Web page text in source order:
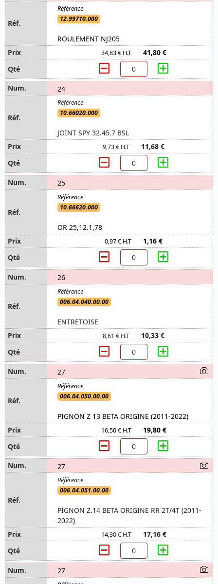
12.99710.000
ROULEMENT NJ205
34,83 € H.T 41,80 €
24
10.66020.000
JOINT SPY 32.45.7 BSL
9,73 € H.T 11,68 €
25
10.66620.000
OR 25,12.1,78
0,97 € H.T 1,16 €
26
006.04.040.00.00
ENTRETOISE
8,61 € H.T 10,33 €
27
006.04.050.00.00
PIGNON Z 13 BETA ORIGINE (2011-2022)
16,50 € H.T 19,80 €
27
006.04.051.00.00
PIGNON Z.14 BETA ORIGINE RR 2T/4T (2011-
2022)
14,30 € H.T 17,16 €
27